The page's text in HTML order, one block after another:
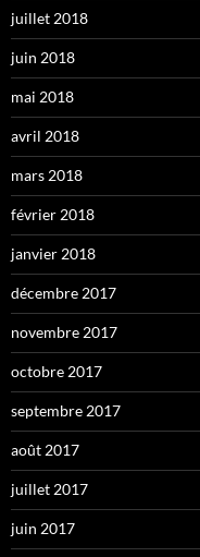
juillet 2018
juin 2018
mai 2018
avril 2018
mars 2018
février 2018
janvier 2018
décembre 2017
novembre 2017
octobre 2017
septembre 2017
août 2017
juillet 2017
juin 2017